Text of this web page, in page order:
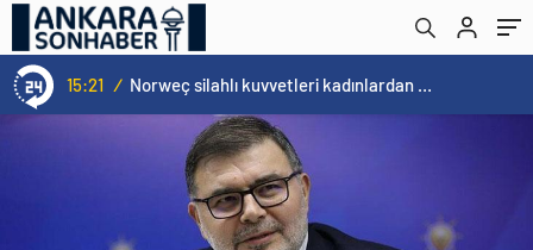
15:21 / Norweç silahlı kuvvetleri kadınlardan oluşan özel kuvvetler eğitimlerini başlattı.